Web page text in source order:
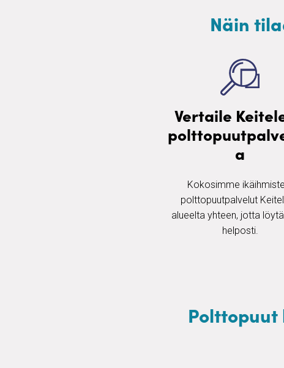
Näin
Vertaile
a
Kokosimme
polttopuutpalvelut
alueelta yhteen, jotta
helposti.